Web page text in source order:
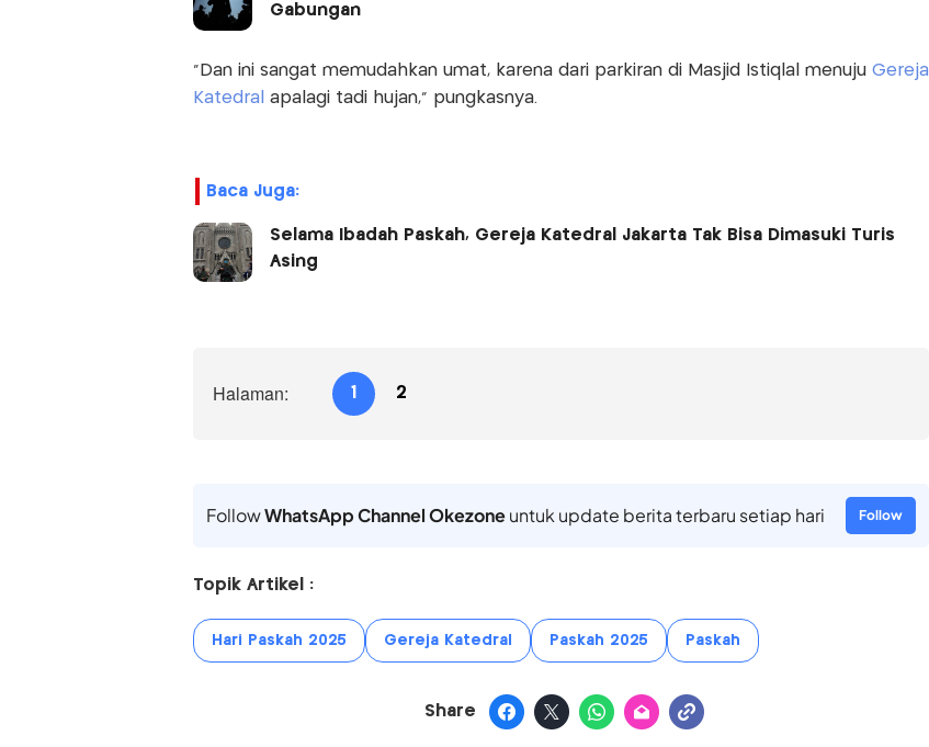
Gabungan
"Dan ini sangat memudahkan umat, karena dari parkiran di Masjid Istiqlal menuju Gereja
Katedral apalagi tadi hujan,” pungkasnya.
Baca Juga:
Selama Ibadah Paskah, Gereja Katedral Jakarta Tak Bisa Dimasuki Turis
Asing
Halaman: 1 2
FollowWhatsApp Channel Okezoneuntuk update berita terbaru setiap hari Follow
Topik Artikel :
Hari Paskah 2025 Gereja Katedral Paskah 2025 Paskah
Share